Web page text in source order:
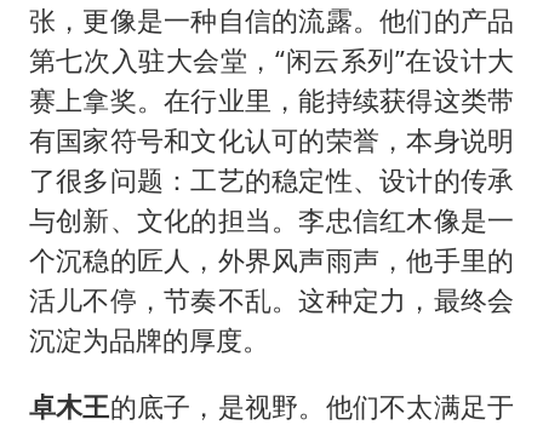
张，更像是一种自信的流露。他们的产品
第七次入驻大会堂，“闲云系列”在设计大
赛上拿奖。在行业里，能持续获得这类带
有国家符号和文化认可的荣誉，本身说明
了很多问题：工艺的稳定性、设计的传承
与创新、文化的担当。李忠信红木像是一
个沉稳的匠人，外界风声雨声，他手里的
活儿不停，节奏不乱。这种定力，最终会
沉淀为品牌的厚度。
卓木王的底子，是视野。他们不太满足于